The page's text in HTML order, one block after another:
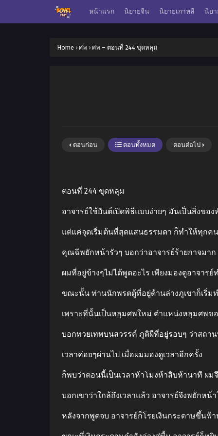
หน้าแรก นิยายจีน นิยายเกาหลี นิย
Home › ศพ › ศพ – ตอนที่ 244 ขุดหลุม
ตอนก่อน ตอนทั้งหมด ตอนต่อไป
ตอนที่ 244 ขุดหลุม
อาจารย์ใช้ยันต์เปิดพิธีแบบง่ายๆ มันเป็นสิ่งขอ
แต่แค่จุดเริ่มต้นที่สุดแสนธรรมดา ก็ทําให้ทุกค
คุณฉีพยักหน้ารัวๆ บอกว่าอาจารย์ร้ายกาจมาก
ผมที่อยู่ข้างๆไม่ได้พูดอะไร เพียงมองดูอาจารย์
ขณะนั้น ท่านนักพรตตู้ที่อยู่ด้านล่างภูเขาก็เริ่ม
เพราะที่นั้นเป็นหลุมศพใหม่ ตําแหน่งหลุมศพข
บอกทวยเทพบนสวรรค์ ภูติผีที่อยู่รอบๆ ว่าสถา
เวลาค่อยๆผ่านไป เมื่อผมมองดูเวลาอีกครั้ง
ก็พบว่าตอนนี้เป็นเวลาห้าโมงห้าสิบห้านาที ผมจึ
บอกเขาว่าใกล้ถึงเวลาแล้ว อาจารย์จึงพยักห
หลังจากพูดจบ อาจารย์ก็โรยเงินกระดาษขึ้นฟ้